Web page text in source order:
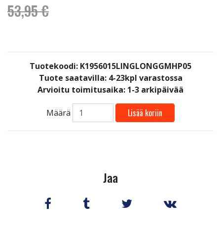
53,95 €
Tuotekoodi: K1956015LINGLONGGMHP05
Tuote saatavilla: 4-23kpl varastossa
Arvioitu toimitusaika: 1-3 arkipäivää
Määrä Lisää koriin
Jaa